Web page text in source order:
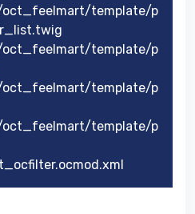
template/p
template/p
template/p
template/p